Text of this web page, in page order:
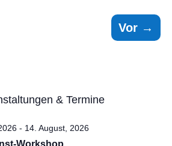
Vor→
& Termine
- 14. August, 2026